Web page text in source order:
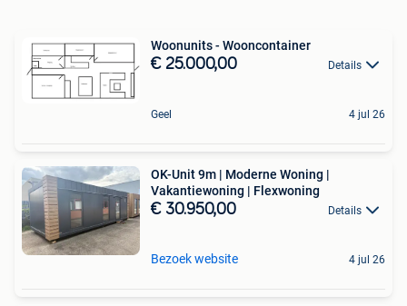
Woonunits - Wooncontainer
€ 25.000,00 Details
Geel 4 jul 26
OK-Unit 9m | Moderne Woning |
Vakantiewoning | Flexwoning
€ 30.950,00 Details
Bezoek website 4 jul 26